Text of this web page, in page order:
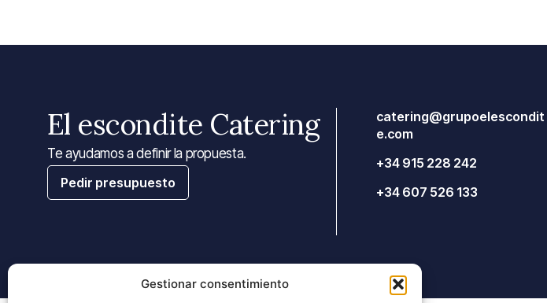
Gestionar consentimiento
El escondite Catering
Te ayudamos a definir la propuesta.
Pedir presupuesto
catering@grupoelescondit
e.com
+34 915 228 242
+34 607 526 133